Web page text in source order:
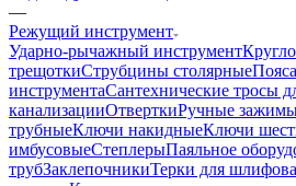
—
Режущий инструмент
Ударно-рычажный инструмент
трещоткиСтрубцины столярные
инструментаСантехнические тросы
канализацииОтверткиРучные
трубныеКлючи накидныеКлючи
имбусовыеСтеплерыПаяльное
трубЗаклепочникиТерки для